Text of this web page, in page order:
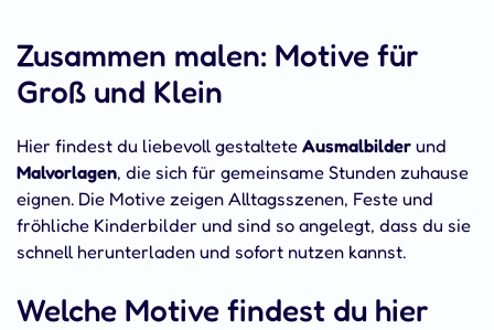
Zusammen malen: Motive für
Groß und Klein
Hier findest du liebevoll gestaltete Ausmalbilder und
Malvorlagen, die sich für gemeinsame Stunden zuhause
eignen. Die Motive zeigen Alltagsszenen, Feste und
fröhliche Kinderbilder und sind so angelegt, dass du sie
schnell herunterladen und sofort nutzen kannst.
Welche Motive findest du hier